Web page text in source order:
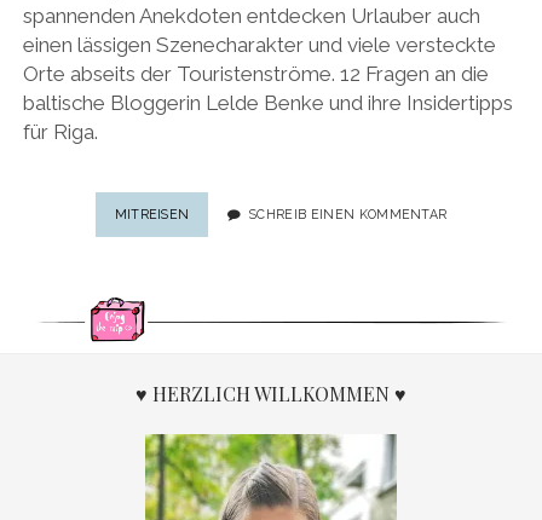
spannenden Anekdoten entdecken Urlauber auch
einen lässigen Szenecharakter und viele versteckte
Orte abseits der Touristenströme. 12 Fragen an die
baltische Bloggerin Lelde Benke und ihre Insidertipps
für Riga.
MITREISEN TRAVEL-
TALK
INSIDERTIPPS
VON
BALTISCHEN
BLOGGERIN
LELDE
BENKE
SCHREIB EINEN KOMMENTAR
♥ HERZLICH WILLKOMMEN ♥